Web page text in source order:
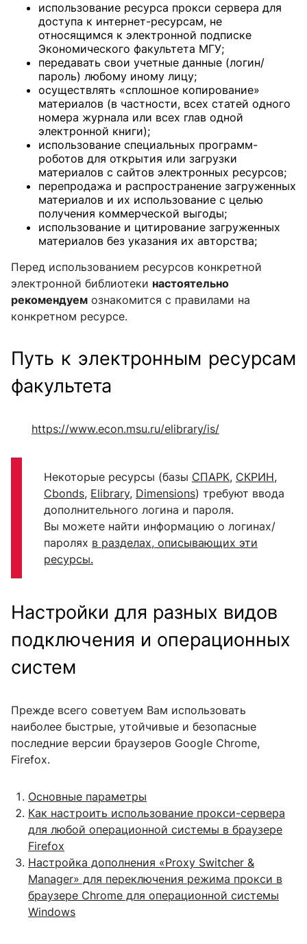
использование ресурса прокси сервера для
доступа к интернет-ресурсам, не
относящимся к электронной подписке
Экономического факультета МГУ;
передавать свои учетные данные (логин/
пароль) любому иному лицу;
осуществлять «сплошное копирование»
материалов (в частности, всех статей одного
номера журнала или всех глав одной
электронной книги);
использование специальных программ-
роботов для открытия или загрузки
материалов с сайтов электронных ресурсов;
перепродажа и распространение загруженных
материалов и их использование с целью
получения коммерческой выгоды;
использование и цитирование загруженных
материалов без указания их авторства;
Перед использованием ресурсов конкретной
электронной библиотеки настоятельно
рекомендуем ознакомится с правилами на
конкретном ресурсе.
Путь к электронным ресурсам
факультета
https://www.econ.msu.ru/elibrary/is/
Некоторые ресурсы (базы СПАРК, СКРИН,
Cbonds, Elibrary, Dimensions) требуют ввода
дополнительного логина и пароля.
Вы можете найти информацию о логинах/
паролях в разделах, описывающих эти
ресурсы.
Настройки для разных видов
подключения и операционных
систем
Прежде всего советуем Вам использовать
наиболее быстрые, утойчивые и безопасные
последние версии браузеров Google Chrome,
Firefox.
Основные параметры
Как настроить использование прокси-сервера
для любой операционной системы в браузере
Firefox
Настройка дополнения «Proxy Switcher &
Manager» для переключения режима прокси в
браузере Chrome для операционной системы
Windows